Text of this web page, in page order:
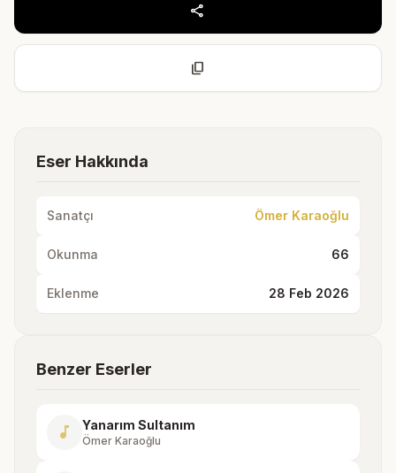
share
content_copy
Eser Hakkında
Sanatçı Ömer Karaoğlu
Okunma 66
Eklenme 28 Feb 2026
Benzer Eserler
music_note Yanarım Sultanım
Ömer Karaoğlu